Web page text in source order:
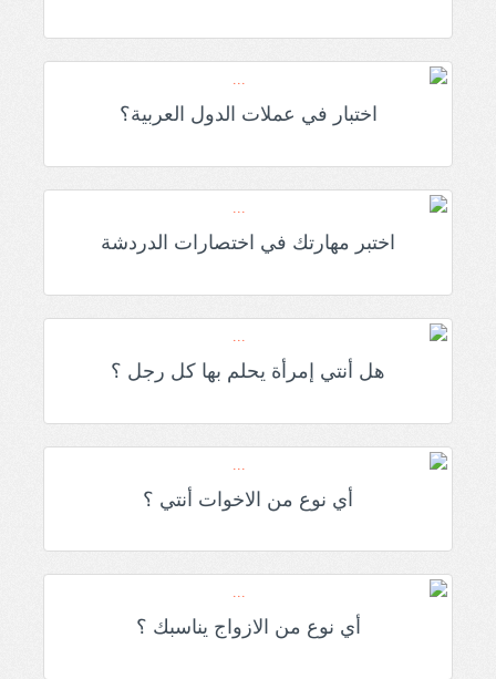
اختبار في عملات الدول العربية؟
اختبر مهارتك في اختصارات الدردشة
هل أنتي إمرأة يحلم بها كل رجل ؟
أي نوع من الاخوات أنتي ؟
أي نوع من الازواج يناسبك ؟